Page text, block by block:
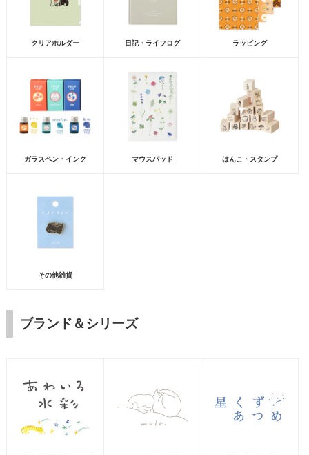
クリアホルダー 日記・ライフログ ラッピング
ガラスペン・インク マウスパッド はんこ・スタンプ
その他雑貨
ブランド＆シリーズ